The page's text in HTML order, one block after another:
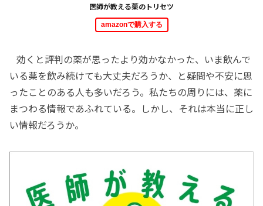
医師が教える薬のトリセツ
amazonで購入する
効くと評判の薬が思ったより効かなかった、いま飲んで
いる薬を飲み続けても大丈夫だろうか、と疑問や不安に思
ったことのある人も多いだろう。私たちの周りには、薬に
まつわる情報であふれている。しかし、それは本当に正し
い情報だろうか。